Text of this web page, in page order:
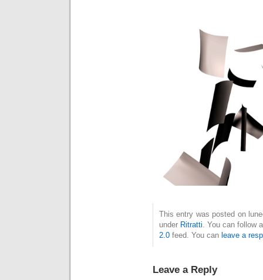
This entry was posted on
under Ritratti. You can follow
2.0 feed. You can leave a
Leave a Reply